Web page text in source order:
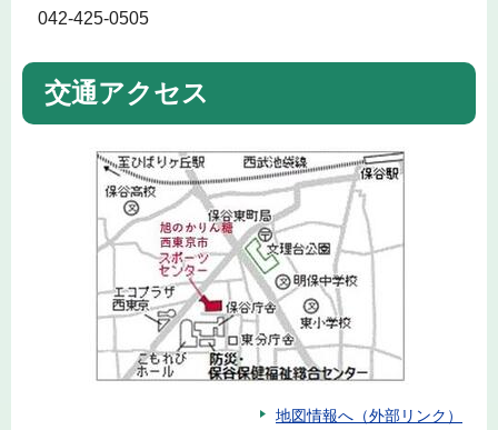
042-425-0505
交通アクセス
地図情報へ（外部リンク）